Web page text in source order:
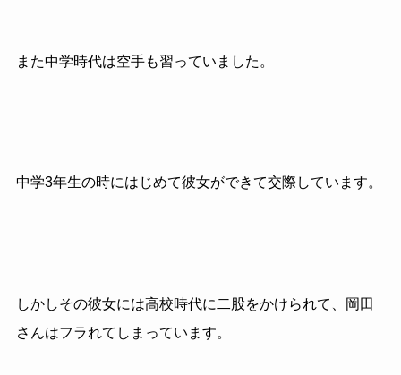
また中学時代は空手も習っていました。
中学3年生の時にはじめて彼女ができて交際しています。
しかしその彼女には高校時代に二股をかけられて、岡田
さんはフラれてしまっています。